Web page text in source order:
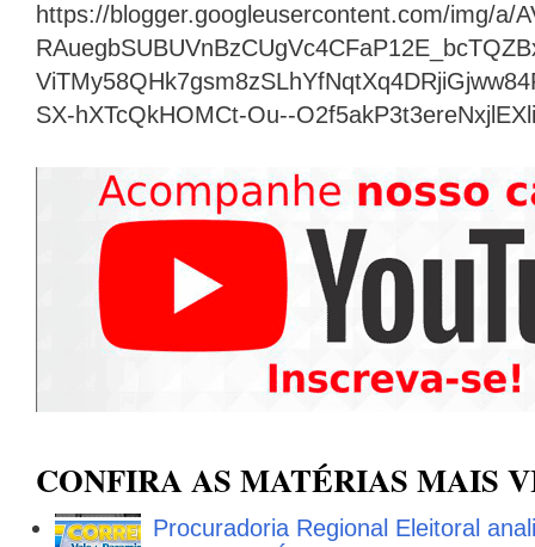
https://blogger.googleusercontent.com/img/a/
SX-hXTcQkHOMCt-Ou--
CONFIRA AS MATÉRIAS MAIS
Procuradoria Regional Eleitoral